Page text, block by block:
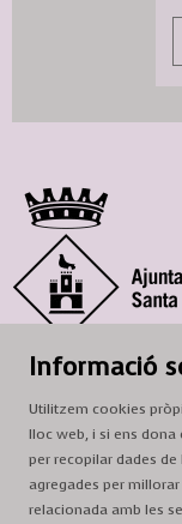
© Ajuntament de Santa
Adreça: c. del Prat, 16,
A/e:cultura@scf.cat
Informació
Utilitzem cookies
lloc web, i si ens
per recopilar dades
agregades per
relacionada amb les